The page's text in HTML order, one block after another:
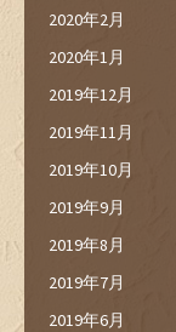
2020年2月
2020年1月
2019年12月
2019年11月
2019年10月
2019年9月
2019年8月
2019年7月
2019年6月